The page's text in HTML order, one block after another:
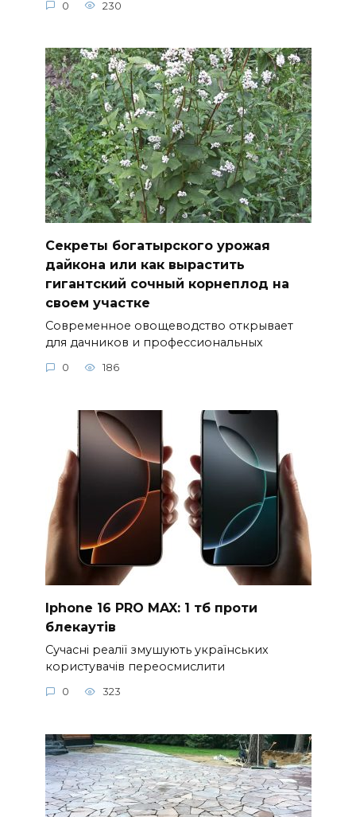
0 230
Секреты богатырского урожая
дайкона или как вырастить
гигантский сочный корнеплод на
своем участке
Современное овощеводство открывает
для дачников и профессиональных
0 186
Iphone 16 PRO MAX: 1 тб проти
блекаутів
Сучасні реалії змушують українських
користувачів переосмислити
0 323